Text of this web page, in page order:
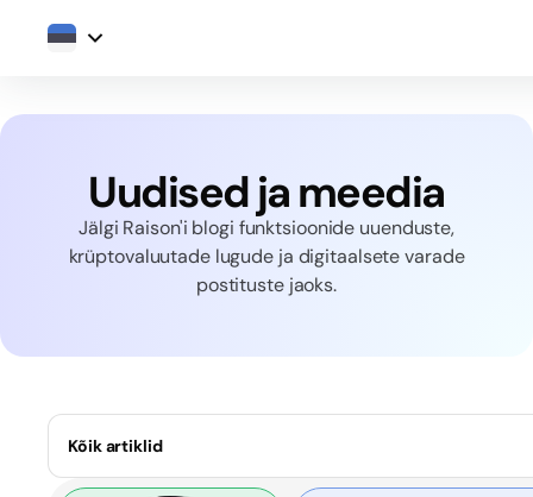
Uudised ja meedia
Jälgi Raison'i blogi funktsioonide uuenduste,
krüptovaluutade lugude ja digitaalsete varade
postituste jaoks.
Kõik artiklid